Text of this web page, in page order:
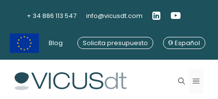
+ 34 886 113 547 info@vicusdt.com
Blog Solicita presupuesto Español
Menú